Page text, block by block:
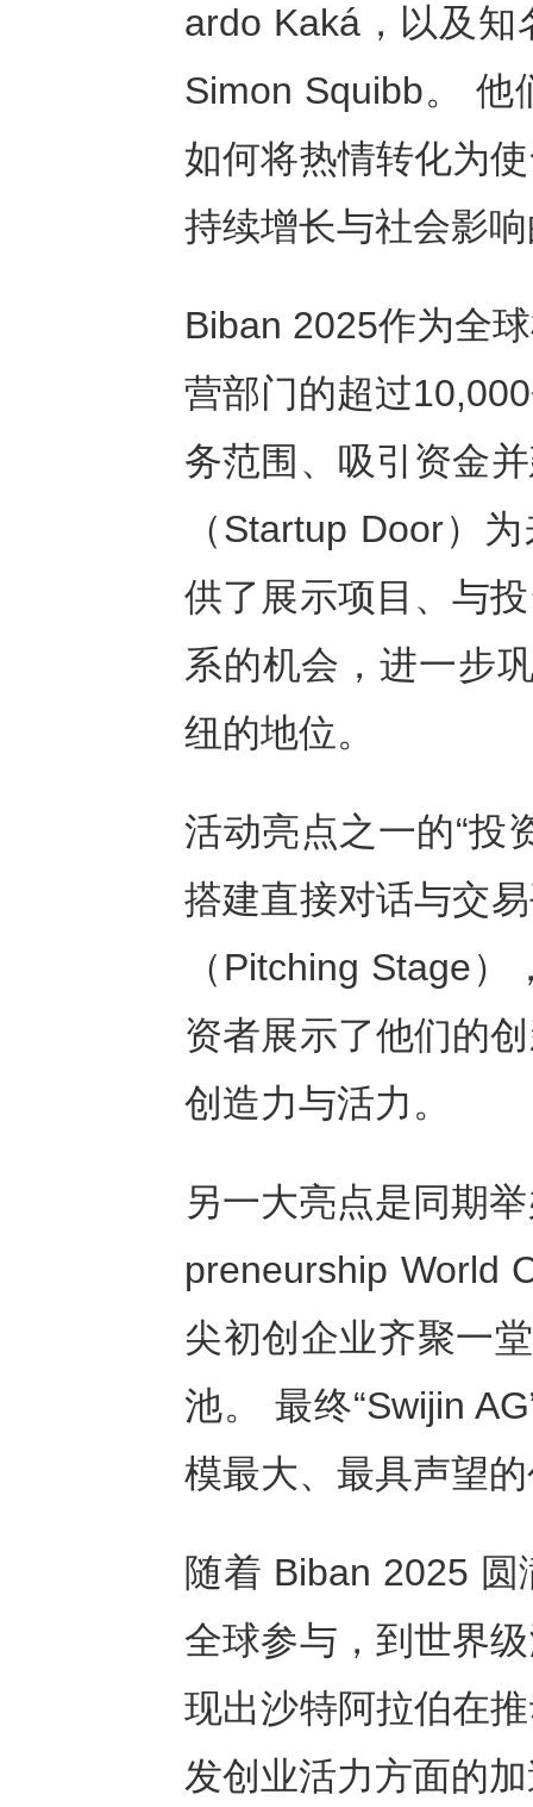
ardo Kaká，以及
Simon Squibb。 他
如何将热情转化为
持续增长与社会影
Biban 2025作为全
营部门的超过
务范围、吸引资金
（Startup Door）
供了展示项目、与
系的机会，进一步
纽的地位。
活动亮点之一的“投
搭建直接对话与交
（Pitching Stage
资者展示了他们的
创造力与活力。
另一大亮点是同期
preneurship World
尖初创企业齐聚一
池。 最终“Swijin
模最大、最具声望
随着 Biban 2025
全球参与，到世界
现出沙特阿拉伯在
发创业活力方面的